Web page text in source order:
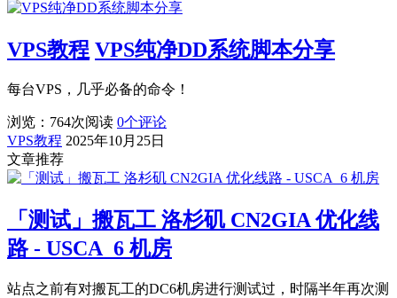
VPS教程 VPS纯净DD系统脚本分享
每台VPS，几乎必备的命令！
浏览：764次阅读 0个评论
VPS教程 2025年10月25日
文章推荐
「测试」搬瓦工 洛杉矶 CN2GIA 优化线
路 - USCA_6 机房
站点之前有对搬瓦工的DC6机房进行测试过，时隔半年再次测